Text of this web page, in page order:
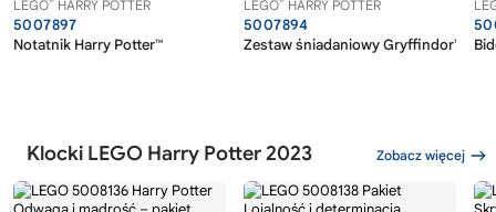
LEGO HARRY POTTER
5007897
Notatnik Harry Potter™
LEGO HARRY POTTER
5007894
Zestaw śniadaniowy Gryffindor™
Klocki LEGO Harry Potter 2023 Zobacz więcej